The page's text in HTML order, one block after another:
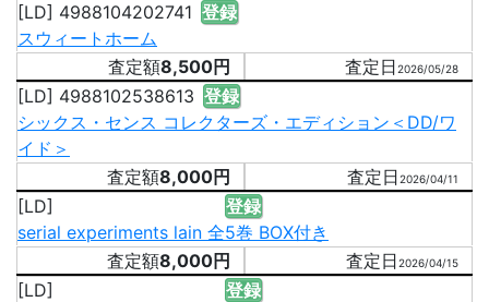
[LD] 4988104202741 登録
スウィートホーム
8,500円
2026/05/28
[LD] 4988102538613 登録
シックス・センス コレクターズ・エディション＜DD/ワ
イド＞
8,000円
2026/04/11
[LD]
登録
serial experiments lain 全5巻 BOX付き
8,000円
2026/04/15
[LD]
登録